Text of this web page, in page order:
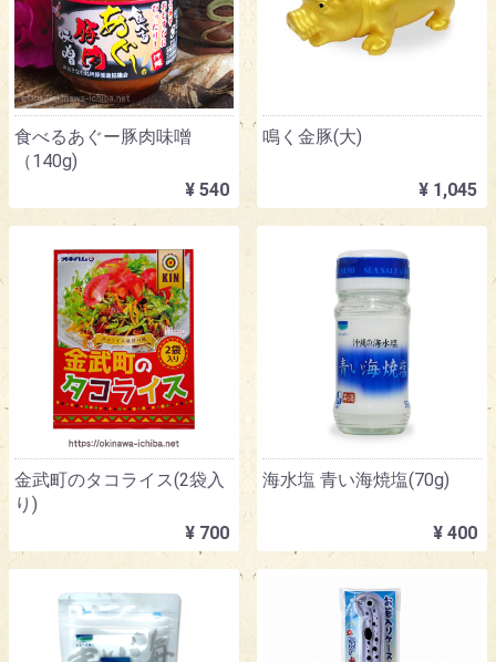
食べるあぐー豚肉味噌
（140g)
¥ 540
鳴く金豚(大)
¥ 1,045
金武町のタコライス(2袋入
り)
¥ 700
海水塩 青い海焼塩(70g)
¥ 400